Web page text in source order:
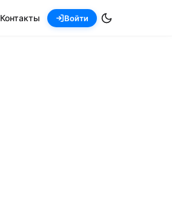
Контакты Войти